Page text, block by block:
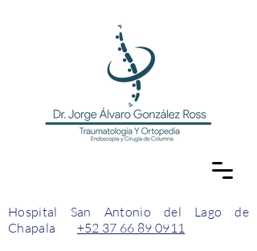
Hospital San Antonio del Lago de
Chapala +52 37 66 89 0911